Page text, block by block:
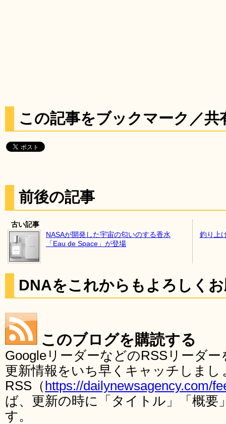
この記事をブックマーク／共
前後の記事
古い記事
NASAが開発した宇宙の匂いのする香水
「Eau de Space」が登場
釣り上
DNAをこれからもよろしく
このブログを購読する
GoogleリーダーなどのRSSリーダ
更新情報をいち早くキャッチしま
RSS（ https://dailynewsagency.com/
ば、更新の時に「タイトル」「概要
す。